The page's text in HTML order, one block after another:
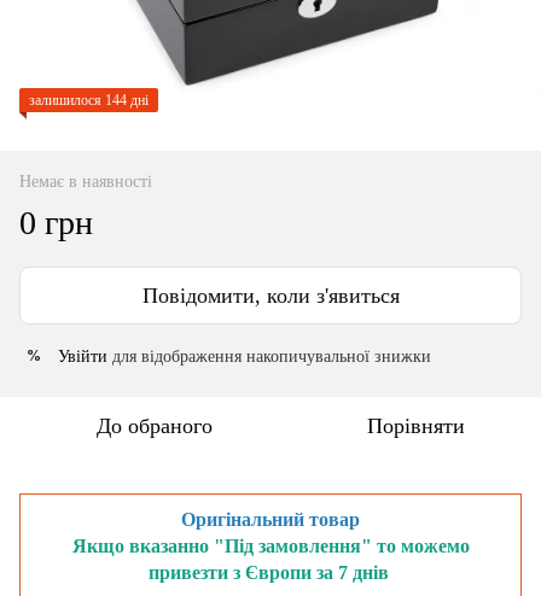
залишилося 144 дні
Немає в наявності
0 грн
Повідомити, коли з'явиться
% Увійти для відображення накопичувальної знижки
До обраного Порівняти
Оригінальний товар
Якщо вказанно "Під замовлення" то можемо
привезти з Європи за 7 днів